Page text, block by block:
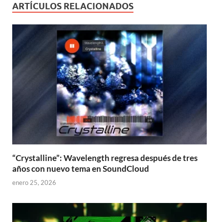
ARTÍCULOS RELACIONADOS
“Crystalline”: Wavelength regresa después de tres
años con nuevo tema en SoundCloud
enero 25, 2026